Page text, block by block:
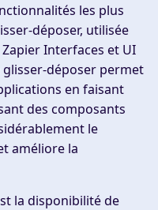
les plus
déposer, utilisée
Interfaces et UI
déposer permet
en faisant
des composants
le
améliore la
la disponibilité de